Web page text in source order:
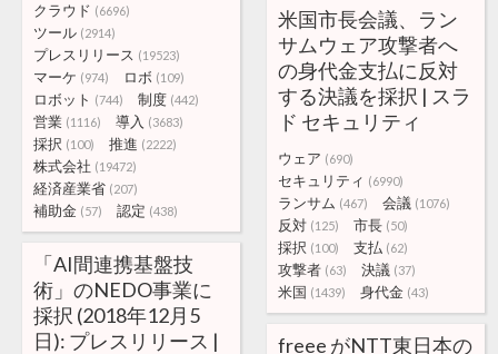
クラウド (6696)
ツール (2914)
プレスリリース (19523)
マーケ (974) ロボ (109)
ロボット (744) 制度 (442)
営業 (1116) 導入 (3683)
採択 (100) 推進 (2222)
株式会社 (19472)
経済産業省 (207)
補助金 (57) 認定 (438)
米国市長会議、ラン
サムウェア攻撃者へ
の身代金支払に反対
する決議を採択 | スラ
ド セキュリティ
ウェア (690)
セキュリティ (6990)
ランサム (467) 会議 (1076)
反対 (125) 市長 (50)
採択 (100) 支払 (62)
攻撃者 (63) 決議 (37)
米国 (1439) 身代金 (43)
「AI間連携基盤技
術」のNEDO事業に
採択 (2018年12月5
日): プレスリリース |
freee がNTT東日本の